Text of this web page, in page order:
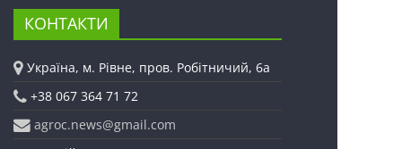
КОНТАКТИ
Україна, м. Рівне, пров. Робітничий, 6а
+38 067 364 71 72
agroc.news@gmail.com